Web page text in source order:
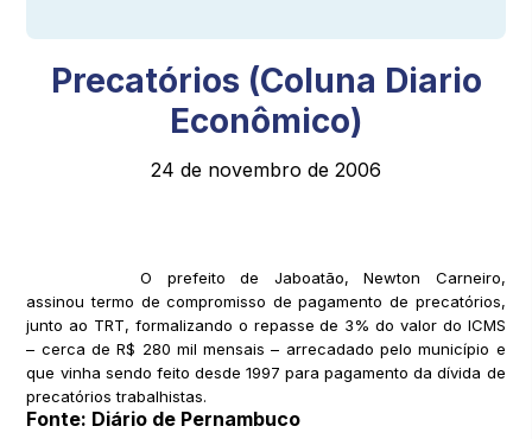
Precatórios (Coluna Diario
Econômico)
24 de novembro de 2006
O prefeito de Jaboatão, Newton Carneiro,
assinou termo de compromisso de pagamento de precatórios,
junto ao TRT, formalizando o repasse de 3% do valor do ICMS
– cerca de R$ 280 mil mensais – arrecadado pelo município e
que vinha sendo feito desde 1997 para pagamento da dívida de
precatórios trabalhistas.
Fonte: Diário de Pernambuco